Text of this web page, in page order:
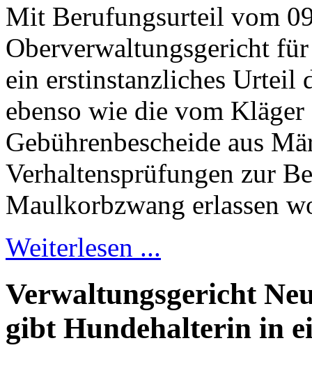
Mit Berufungsurteil vom
Oberverwaltungsgericht
ein erstinstanzliches Urteil
ebenso wie die vom
Gebührenbescheide aus
Verhaltensprüfungen zur
Maulkorbzwang erlassen
Weiterlesen ...
Verwaltungsgericht
gibt Hundehalterin in